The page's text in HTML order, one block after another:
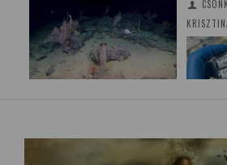
KRISZTINA